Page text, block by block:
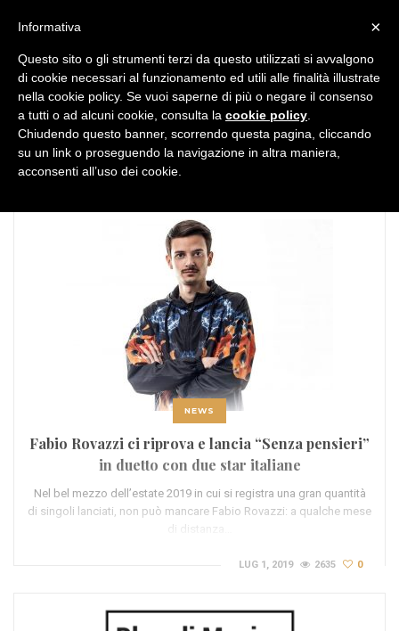
TAG: Fabio Rovazzi
NEWS
Fabio Rovazzi ci riprova e lancia “Senza pensieri”
in duetto con due star italiane
Nel bel mezzo dell’estate 2019 in cui si registra una gran quantità
di singoli lanciati, non può mancare Fabio Rovazzi: a qualche mese
di distanza…
LUG 1, 2019 2635 0
×
Informativa
Questo sito o gli strumenti terzi da questo utilizzati si avvalgono
di cookie necessari al funzionamento ed utili alle finalità illustrate
nella cookie policy. Se vuoi saperne di più o negare il consenso
a tutti o ad alcuni cookie, consulta la cookie policy
Chiudendo questo banner, scorrendo questa pagina, cliccando
su un link o proseguendo la navigazione in altra maniera,
acconsenti all’uso dei cookie.